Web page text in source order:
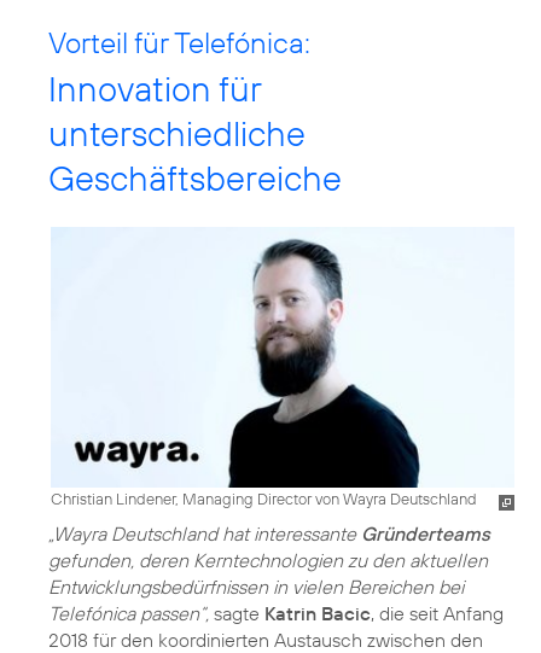
Vorteil für Telefónica:
Innovation für
unterschiedliche
Geschäftsbereiche
Christian Lindener, Managing Director von Wayra Deutschland
„Wayra Deutschland hat interessante Gründerteams
gefunden, deren Kerntechnologien zu den aktuellen
Entwicklungsbedürfnissen in vielen Bereichen bei
Telefónica passen“, sagte Katrin Bacic, die seit Anfang
2018 für den koordinierten Austausch zwischen den